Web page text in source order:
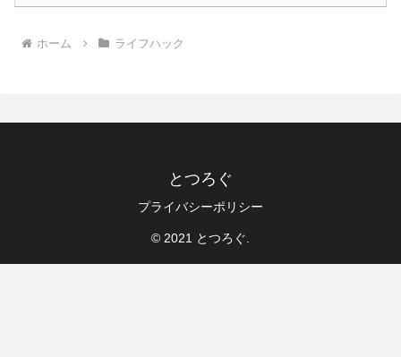
ホーム ライフハック
とつろぐ
プライバシーポリシー
© 2021 とつろぐ.